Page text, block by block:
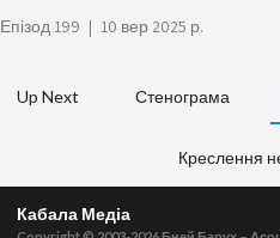
Епізод 199 | 10 вер 2025 р.
Up Next Стенограма
Креслення
Кабала Медіа